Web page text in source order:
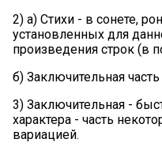
2) а) Стихи - в сонете,
установленных для
произведения строк (в
б) Заключительная
3) Заключительная -
характера - часть
вариацией.